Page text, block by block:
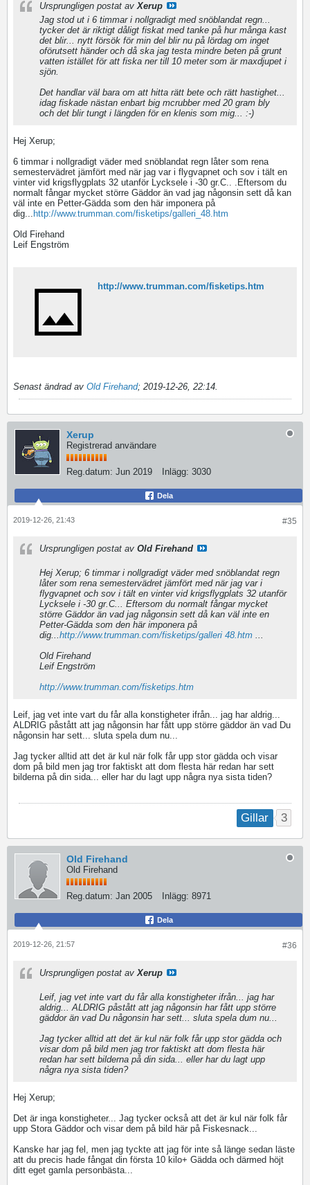
Ursprungligen postat avXerup
Jag stod ut i 6 timmar i nollgradigt med snöblandat regn...
tycker det är riktigt dåligt fiskat med tanke på hur många kast
det blir... nytt försök för min del blir nu på lördag om inget
oförutsett händer och då ska jag testa mindre beten på grunt
vatten istället för att fiska ner till 10 meter som är maxdjupet i
sjön.
Det handlar väl bara om att hitta rätt bete och rätt hastighet...
idag fiskade nästan enbart big mcrubber med 20 gram bly
och det blir tungt i längden för en klenis som mig... :-)
Hej Xerup;
6 timmar i nollgradigt väder med snöblandat regn låter som rena
semestervädret jämfört med när jag var i flygvapnet och sov i tält en
vinter vid krigsflygplats 32 utanför Lycksele i -30 gr.C.. .Eftersom du
normalt fångar mycket större Gäddor än vad jag någonsin sett då kan
väl inte en Petter-Gädda som den här imponera på
dig... http://www.trumman.com/fisketips/galleri_48.htm
Old Firehand
Leif Engström
http://www.trumman.com/fisketips.htm
Senast ändrad av Old Firehand; 2019-12-26, 22:14.
Xerup
Registrerad användare
Reg.datum: Jun 2019 Inlägg: 3030
Dela
#35
2019-12-26, 21:43
Ursprungligen postat av Old Firehand
Hej Xerup; 6 timmar i nollgradigt väder med snöblandat regn
låter som rena semestervädret jämfört med när jag var i
flygvapnet och sov i tält en vinter vid krigsflygplats 32 utanför
Lycksele i -30 gr.C... Eftersom du normalt fångar mycket
större Gäddor än vad jag någonsin sett då kan väl inte en
Petter-Gädda som den här imponera på
dig...http://www.trumman.com/fisketips/galleri 48.htm ...
Old Firehand
Leif Engström
http://www.trumman.com/fisketips.htm
Leif, jag vet inte vart du får alla konstigheter ifrån... jag har aldrig...
ALDRIG påstått att jag någonsin har fått upp större gäddor än vad Du
någonsin har sett... sluta spela dum nu...
Jag tycker alltid att det är kul när folk får upp stor gädda och visar
dom på bild men jag tror faktiskt att dom flesta här redan har sett
bilderna på din sida... eller har du lagt upp några nya sista tiden?
Gillar 3
Old Firehand
Old Firehand
Reg.datum: Jan 2005 Inlägg: 8971
Dela
#36
2019-12-26, 21:57
Ursprungligen postat av Xerup
Leif, jag vet inte vart du får alla konstigheter ifrån... jag har
aldrig... ALDRIG påstått att jag någonsin har fått upp större
gäddor än vad Du någonsin har sett... sluta spela dum nu...
Jag tycker alltid att det är kul när folk får upp stor gädda och
visar dom på bild men jag tror faktiskt att dom flesta här
redan har sett bilderna på din sida... eller har du lagt upp
några nya sista tiden?
Hej Xerup;
Det är inga konstigheter... Jag tycker också att det är kul när folk får
upp Stora Gäddor och visar dem på bild här på Fiskesnack...
Kanske har jag fel, men jag tyckte att jag för inte så länge sedan läste
att du precis hade fångat din första 10 kilo+ Gädda och därmed höjt
ditt eget gamla personbästa...